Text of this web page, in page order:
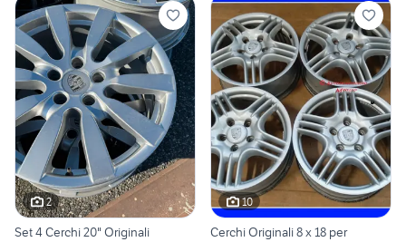
2
Set 4 Cerchi 20" Originali
10
Cerchi Originali 8 x 18 per